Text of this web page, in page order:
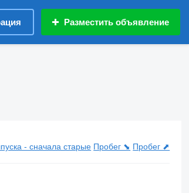
Разместить объявление
- сначала старые Пробег ⬊ Пробег ⬈